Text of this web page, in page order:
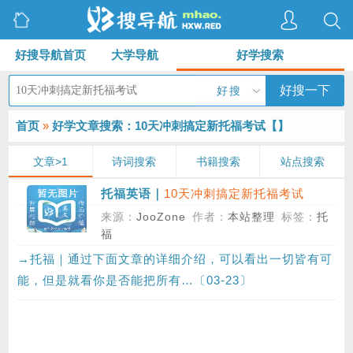
好搜导航首页 大学导航 好学搜索
好搜 好搜一下
首页 » 好学文章搜索：10天冲刺搞定新托福考试【】
文章>1 诗词搜索 书籍搜索 站点搜索
托福英语｜ 10天冲刺搞定新托福考试
(TOEIC)的三大条件
来源： JooZone 作者： 本站整理 标签： 托
福
→托福｜通过下面文章的详细介绍，可以看出一切皆有可
能，但是就看你是否能把所有…〔03-23〕